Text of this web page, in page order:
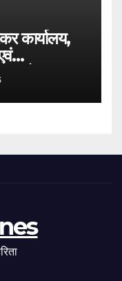
कार्यालय,
आयोजन